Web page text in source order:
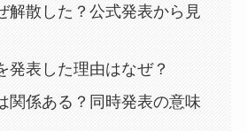
解散した？公式発表から見
発表した理由はなぜ？
関係ある？同時発表の意味